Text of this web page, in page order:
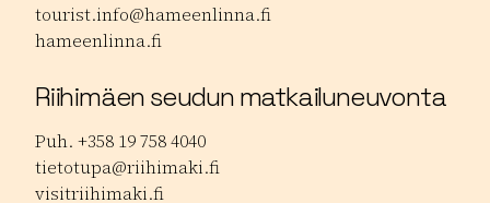
tourist.info@hameenlinna.fi
hameenlinna.fi
Riihimäen seudun matkailuneuvonta
Puh. +358 19 758 4040
tietotupa@riihimaki.fi
visitriihimaki.fi